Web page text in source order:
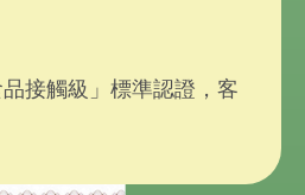
接觸級」標準認證，客